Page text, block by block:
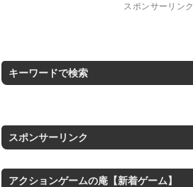
スポンサーリンク
キーワードで検索
スポンサーリンク
アクションゲームの庵【新着ゲーム】